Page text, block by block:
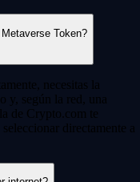
Token?
necesitas la
y, según la red, una
de Crypto.com te
directamente a